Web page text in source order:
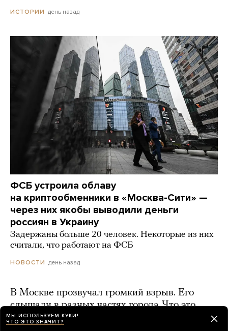
ИСТОРИИ день назад
ФСБ устроила облаву
на криптообменники в «Москва-Сити» —
через них якобы выводили деньги
россиян в Украину
Задержаны больше 20 человек. Некоторые из них
считали, что работают на ФСБ
НОВОСТИ день назад
В Москве прозвучал громкий взрыв. Его
слышали в разных частях города. Что это
было — не знает даже МЧС
МЫ ИСПОЛЬЗУЕМ КУКИ!
ЧТО ЭТО ЗНАЧИТ?